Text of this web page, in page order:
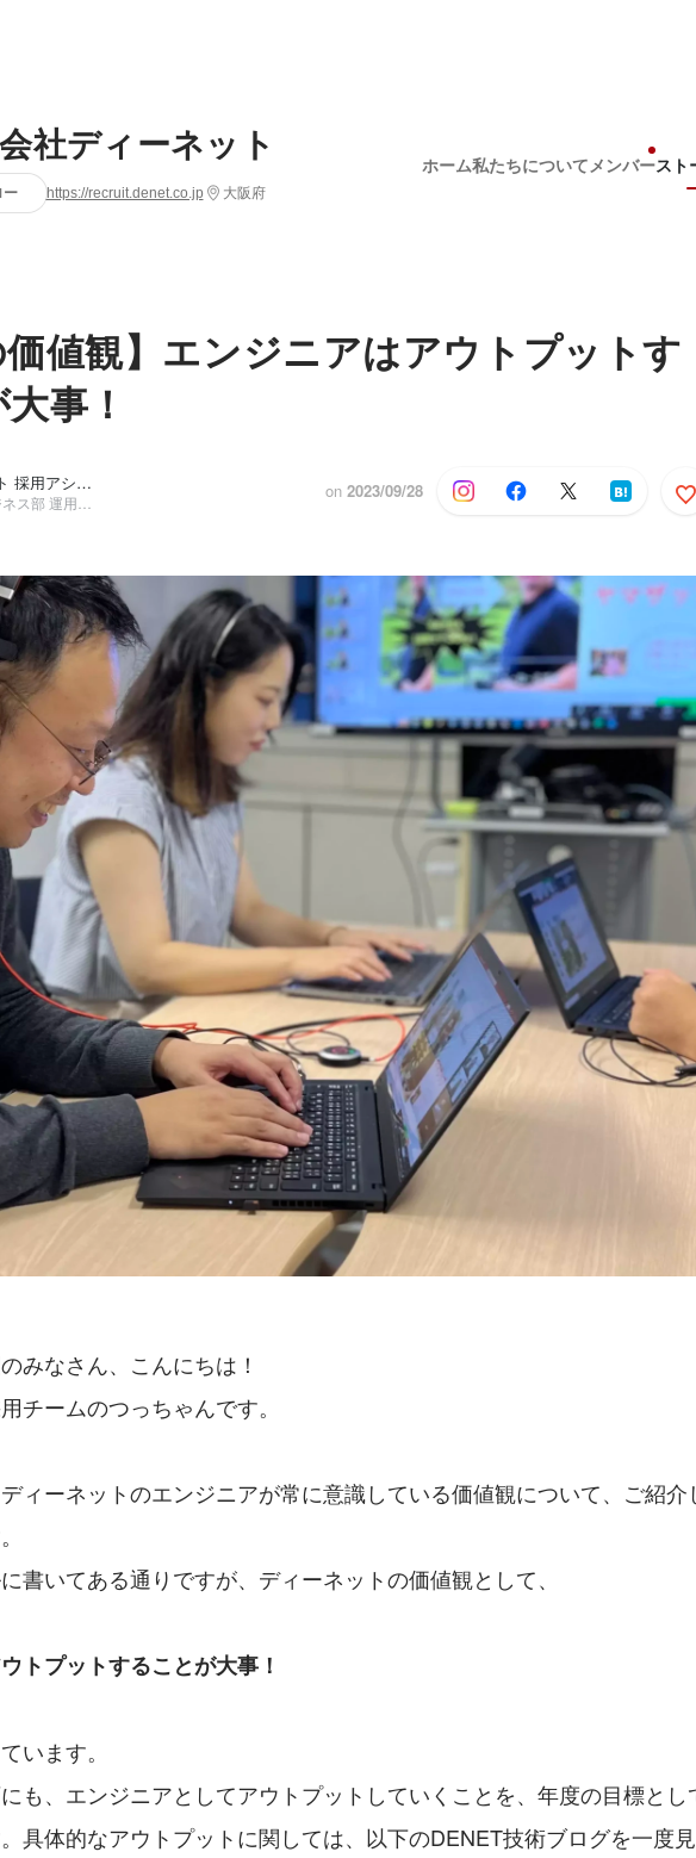
社ディーネット
ー https://recruit.denet.co.jp 大阪府
ホーム私たちについて メンバースト
価値観】エンジニアはアウトプットす
事！
ディーネット 採用アシスタント, 安田 晋平 on 2023/09/28
みなさん、こんにちは！
チームのつっちゃんです。
ィーネットのエンジニアが常に意識している価値観について、ご紹介
書いてある通りですが、ディーネットの価値観として、
トプットすることが大事！
います。
も、エンジニアとしてアウトプットしていくことを、年度の目標とし
具体的なアウトプットに関しては、以下のDENET技術ブログを一度見